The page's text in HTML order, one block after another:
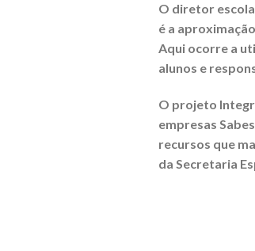
O diretor
é a
Aqui ocorre a
alunos e
O projeto
empresas
recursos que
da Secretaria